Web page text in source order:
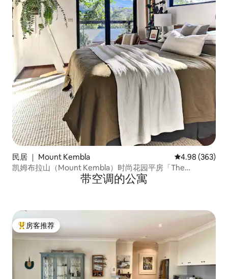
民居 ｜ Mount Kembla 平均评分 4.98
4.98 (363)
凯姆布拉山（Mount Kembla）时尚花园平房「The
带空调的公寓
热门「房客推荐」
房客推荐